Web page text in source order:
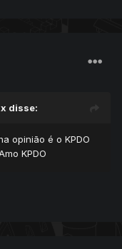
disse:
opinião é o KPDO
KPDO